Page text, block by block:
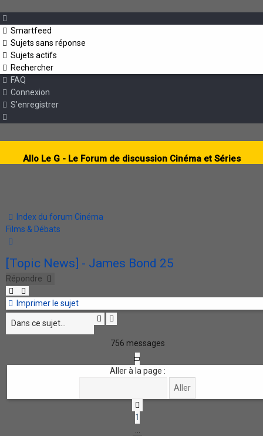
Smartfeed
Sujets sans réponse
Sujets actifs
Rechercher
FAQ
Connexion
S’enregistrer
Allo Le G - Le Forum de discussion Cinéma et Séries
Index du forum Cinéma
Films & Débats
[Topic News] - James Bond 25
Répondre
Imprimer le sujet
Rechercher
756 messages
Page
13
Aller à la page :
1